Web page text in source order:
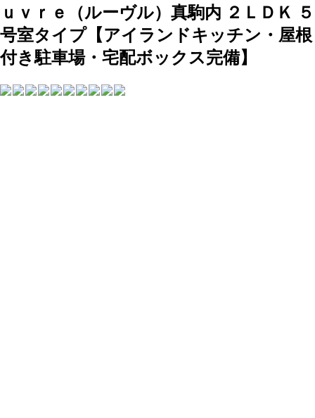
ｕｖｒｅ（ルーヴル）真駒内 ２ＬＤＫ ５
号室タイプ【アイランドキッチン・屋根
付き駐車場・宅配ボックス完備】